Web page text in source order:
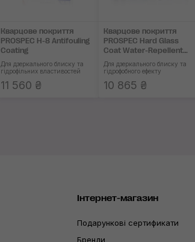
Кварцове покриття
PROSPEC H-8 Antifouling
Coating
Для дзеркального блиску та
гідрофільних властивостей
11 560 ₴
Кварцове покриття
PROSPEC Hard Glass
Coat Water-Repellent
Type
Для дзеркального блиску та
гідрофобного ефекту
10 865 ₴
Інтернет-магазин
Подарункові сертификати
Бренди